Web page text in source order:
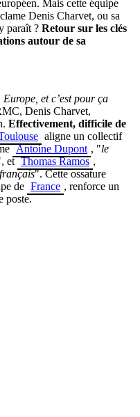
Mais cette équipe
Denis Charvet, ou sa
paraît ? Retour sur les clés
autour de sa
et c’est pour ça
Denis Charvet,
Effectivement, difficile de
aligne un collectif
Antoine Dupont , "le
et Thomas Ramos ,
". Cette ossature
de France , renforce un
poste.